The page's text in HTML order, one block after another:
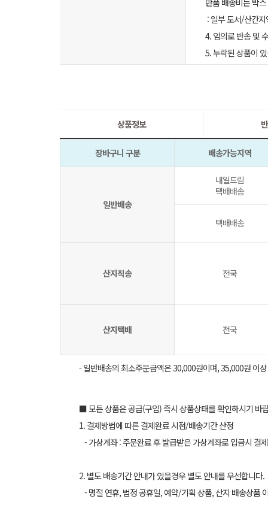
반품 배송비는 박
: 일부 도서/산간
4. 임의로 반송 및
5. 누락된 상품이
상품정보
장바구니 구분 배송가능지역
일반배송
내일드림
택배배송
택배배송
산지직송 전국
산지택배 전국
- 일반배송의 최소주문금액은 30,000원이며, 35,000원 이
■ 모든 상품은 공급(구입) 즉시 상품상태를 확인하시기 바
1. 결제방법에 따른 결제완료 시점/배송기간 산정
- 가상계좌 : 주문완료 후 발급받은 가상계좌로 입금시
2. 별도 배송기간 안내가 있을경우 별도 안내를 우선합니다.
- 명절 연휴, 법정 공휴일, 예약/기획 상품, 산지 배송상품